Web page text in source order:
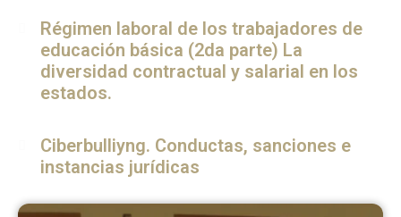
Régimen laboral de los trabajadores de
educación básica (2da parte) La
diversidad contractual y salarial en los
estados.
Ciberbulliyng. Conductas, sanciones e
instancias jurídicas